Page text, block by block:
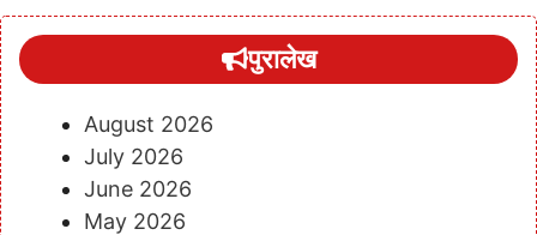
पुरालेख
August 2026
July 2026
June 2026
May 2026